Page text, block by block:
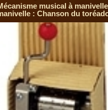
musical à
: Chanson du